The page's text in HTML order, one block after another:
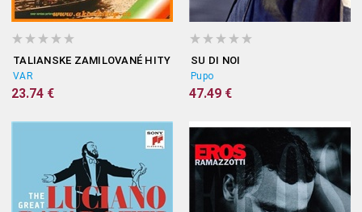
TALIANSKE ZAMILOVANÉ HITY
VAR
23.74 €
SU DI NOI
Pupo
47.49 €